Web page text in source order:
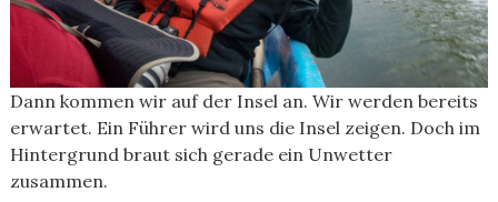
Dann kommen wir auf der Insel an. Wir werden bereits
erwartet. Ein Führer wird uns die Insel zeigen. Doch im
Hintergrund braut sich gerade ein Unwetter
zusammen.